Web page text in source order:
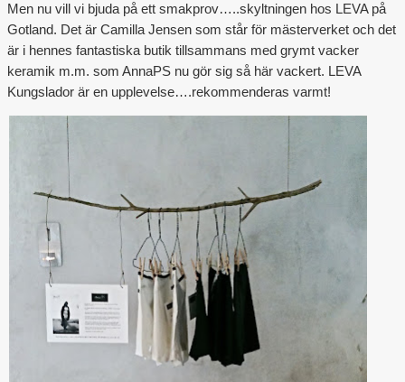
Outlet
Men nu vill vi bjuda på ett smakprov…..skyltningen hos LEVA på
Gotland. Det är Camilla Jensen som står för mästerverket och det
är i hennes fantastiska butik tillsammans med grymt vacker
keramik m.m. som AnnaPS nu gör sig så här vackert. LEVA
Kungslador är en upplevelse….rekommenderas varmt!